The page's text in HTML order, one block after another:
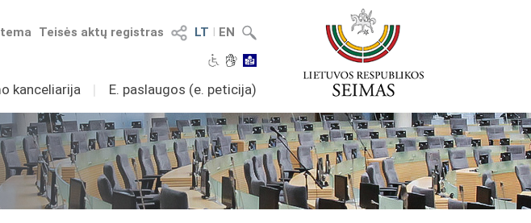
LT I EN
Teisės aktų registras
kanceliarija I E. paslaugos (e. peticija)